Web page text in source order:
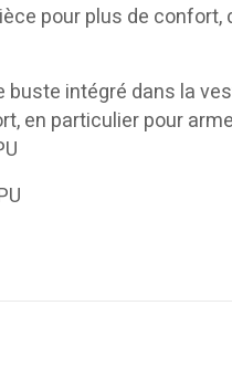
pour plus de
intégré dans la
en particulier pour